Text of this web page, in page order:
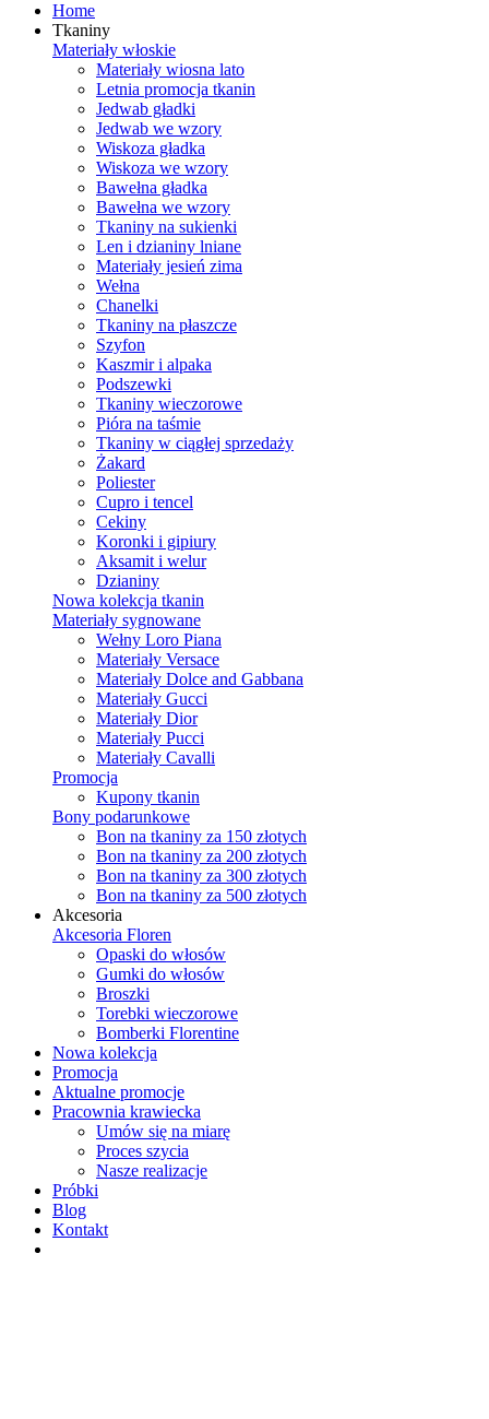
Home
Tkaniny
Materiały włoskie
Materiały wiosna lato
Letnia promocja tkanin
Jedwab gładki
Jedwab we wzory
Wiskoza gładka
Wiskoza we wzory
Bawełna gładka
Bawełna we wzory
Tkaniny na sukienki
Len i dzianiny lniane
Materiały jesień zima
Wełna
Chanelki
Tkaniny na płaszcze
Szyfon
Kaszmir i alpaka
Podszewki
Tkaniny wieczorowe
Pióra na taśmie
Tkaniny w ciągłej sprzedaży
Żakard
Poliester
Cupro i tencel
Cekiny
Koronki i gipiury
Aksamit i welur
Dzianiny
Nowa kolekcja tkanin
Materiały sygnowane
Wełny Loro Piana
Materiały Versace
Materiały Dolce and Gabbana
Materiały Gucci
Materiały Dior
Materiały Pucci
Materiały Cavalli
Promocja
Kupony tkanin
Bony podarunkowe
Bon na tkaniny za 150 złotych
Bon na tkaniny za 200 złotych
Bon na tkaniny za 300 złotych
Bon na tkaniny za 500 złotych
Akcesoria
Akcesoria Floren
Opaski do włosów
Gumki do włosów
Broszki
Torebki wieczorowe
Bomberki Florentine
Nowa kolekcja
Promocja
Aktualne promocje
Pracownia krawiecka
Umów się na miarę
Proces szycia
Nasze realizacje
Próbki
Blog
Kontakt